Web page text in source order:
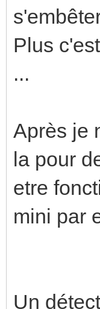
Plus
...
Après je
la pour
etre
mini par
Un